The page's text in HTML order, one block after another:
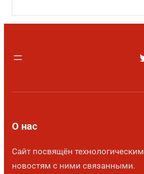
О нас
Сайт посвящён
новостям с ними связанными.